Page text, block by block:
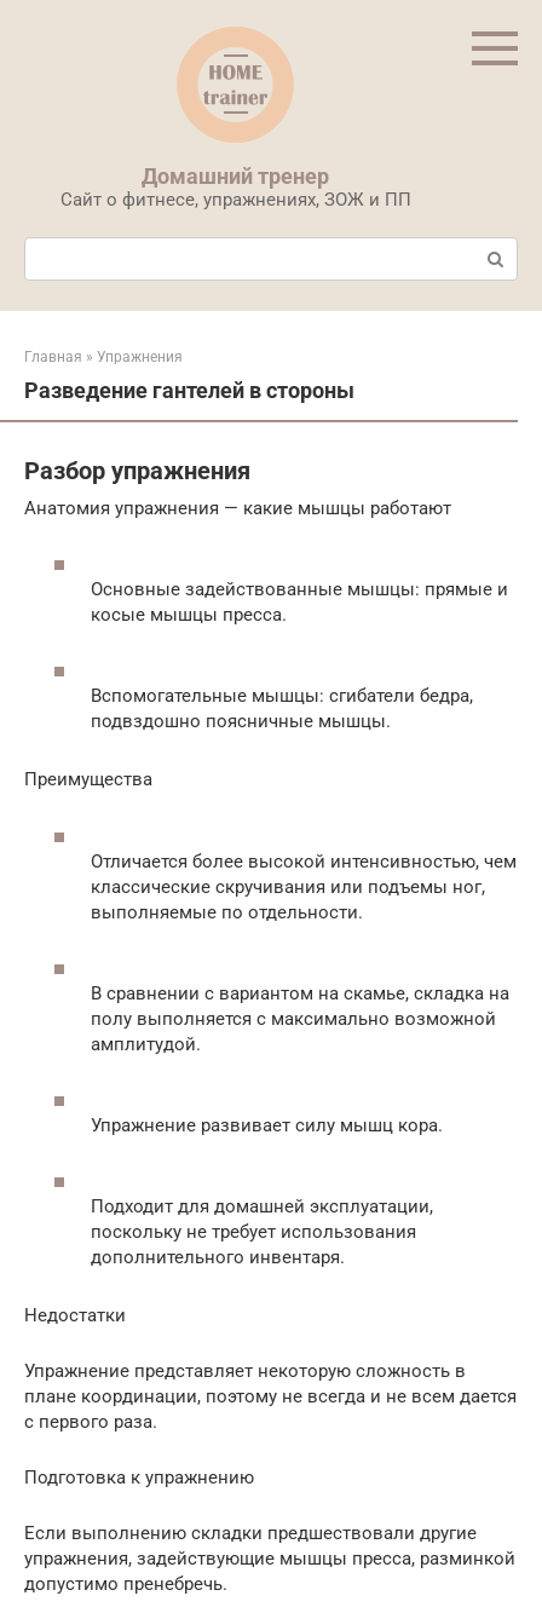
Домашний тренер
Сайт о фитнесе, упражнениях, ЗОЖ и ПП
Поиск:
Главная » Упражнения
Разведение гантелей в стороны
Разбор упражнения
Анатомия упражнения — какие мышцы работают
Основные задействованные мышцы: прямые и
косые мышцы пресса.
Вспомогательные мышцы: сгибатели бедра,
подвздошно поясничные мышцы.
Преимущества
Отличается более высокой интенсивностью, чем
классические скручивания или подъемы ног,
выполняемые по отдельности.
В сравнении с вариантом на скамье, складка на
полу выполняется с максимально возможной
амплитудой.
Упражнение развивает силу мышц кора.
Подходит для домашней эксплуатации,
поскольку не требует использования
дополнительного инвентаря.
Недостатки
Упражнение представляет некоторую сложность в
плане координации, поэтому не всегда и не всем дается
с первого раза.
Подготовка к упражнению
Если выполнению складки предшествовали другие
упражнения, задействующие мышцы пресса, разминкой
допустимо пренебречь.